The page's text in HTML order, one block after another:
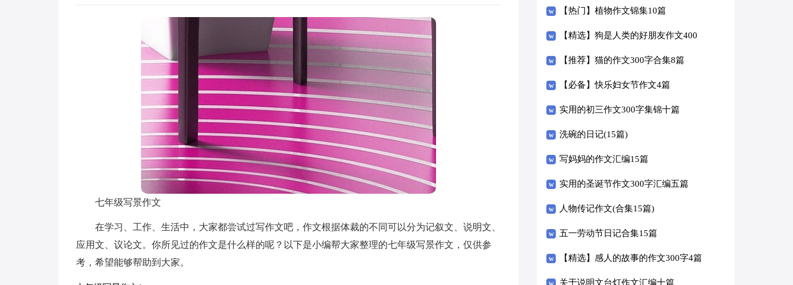
七年级写景作文
在学习、工作、生活中，大家都尝试过写作文吧，作文根据体裁的不同可以分为记叙文、说明文、
应用文、议论文。你所见过的作文是什么样的呢？以下是小编帮大家整理的七年级写景作文，仅供参
考，希望能够帮助到大家。
【热门】植物作文锦集10篇
【精选】狗是人类的好朋友作文400
字四篇
【推荐】猫的作文300字合集8篇
【必备】快乐妇女节作文4篇
实用的初三作文300字集锦十篇
洗碗的日记(15篇)
写妈妈的作文汇编15篇
实用的圣诞节作文300字汇编五篇
人物传记作文(合集15篇)
五一劳动节日记合集15篇
【精选】感人的故事的作文300字4篇
关于说明文台灯作文汇编十篇